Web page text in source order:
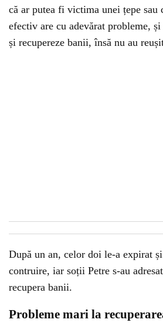
că ar putea fi victima unei țepe sau
efectiv are cu adevărat probleme,
și recupereze banii, însă nu au
După un an, celor doi le-a expirat
contruire, iar soții Petre s-au
recupera banii.
Probleme mari la